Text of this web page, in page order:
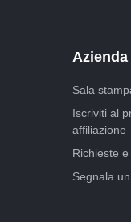
Azienda
Sala
Iscriviti al
affiliazione
Richieste
Segnala